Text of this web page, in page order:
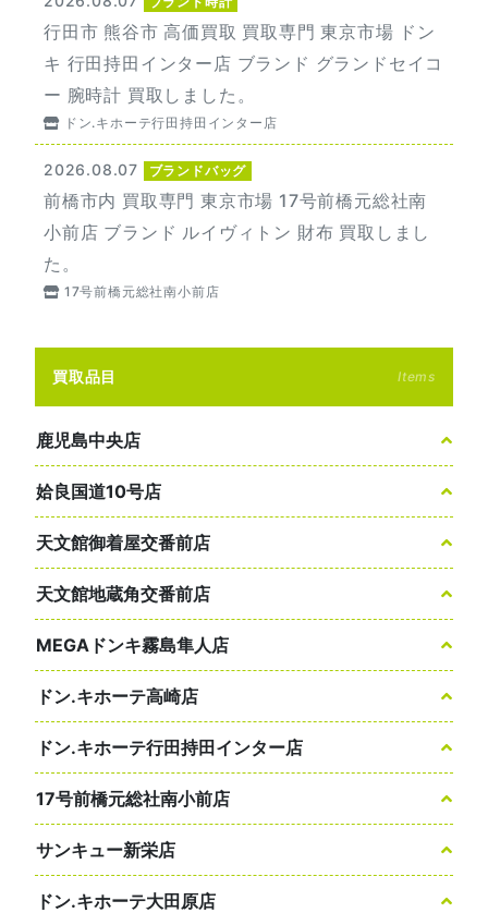
行田市 熊谷市 高価買取 買取専門 東京市場 ドン
キ 行田持田インター店 ブランド グランドセイコ
ー 腕時計 買取しました。
ドン.キホーテ行田持田インター店
2026.08.07 ブランドバッグ
前橋市内 買取専門 東京市場 17号前橋元総社南
小前店 ブランド ルイヴィトン 財布 買取しまし
た。
17号前橋元総社南小前店
買取品目 Items
鹿児島中央店
姶良国道10号店
天文館御着屋交番前店
天文館地蔵角交番前店
MEGAドンキ霧島隼人店
ドン.キホーテ高崎店
ドン.キホーテ行田持田インター店
17号前橋元総社南小前店
サンキュー新栄店
ドン.キホーテ大田原店